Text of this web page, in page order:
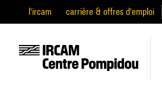
l'ircam carrière & offres d'emploi